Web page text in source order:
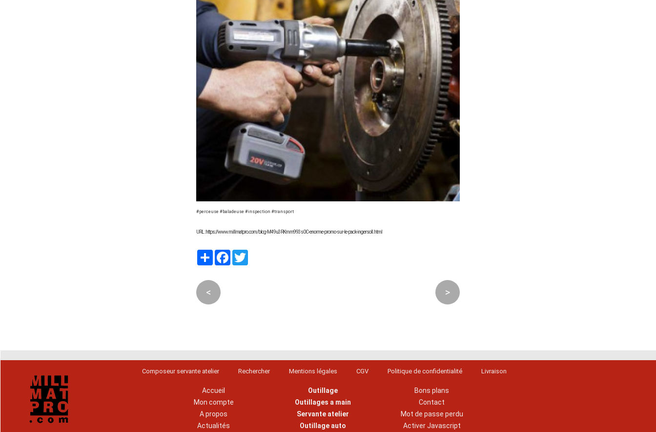
#perceuse #baladeuse #inspection #transport
URL : https://www.millmatpro.com/blog-M49u3RKmm993s0C-enorme-promo-sur-le-pack-ingersoll.html
PartagerFacebook
< >
Composeur servante atelier Rechercher Mentions légales CGV Politique de confidentialité Livraison
Accueil
Mon compte
A propos
Actualités
Outillage
Outillages a main
Servante atelier
Outillage auto
Bons plans
Contact
Mot de passe perdu
Activer Javascript